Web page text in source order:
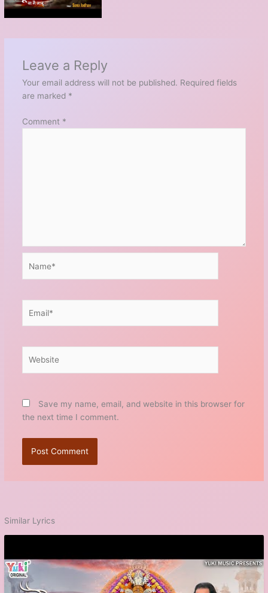
Leave a Reply
Your email address will not be published. Required fields
are marked *
Comment *
Save my name, email, and website in this browser for
the next time I comment.
Similar Lyrics